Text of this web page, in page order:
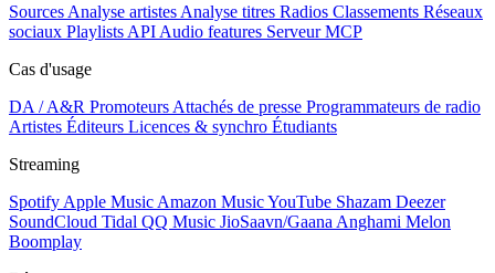
Sources Analyse artistes Analyse titres Radios Classements Réseaux
sociaux Playlists API Audio features Serveur MCP
Cas d'usage
DA / A&R Promoteurs Attachés de presse Programmateurs de radio
Artistes Éditeurs Licences & synchro Étudiants
Streaming
Spotify Apple Music Amazon MusicYouTube Shazam Deezer
SoundCloud Tidal QQ Music JioSaavn/Gaana Anghami Melon
Boomplay